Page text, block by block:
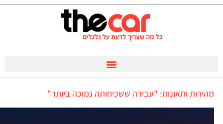
מהירות ותאונות: "עבירה ששכיחותה נמוכה ביותר"